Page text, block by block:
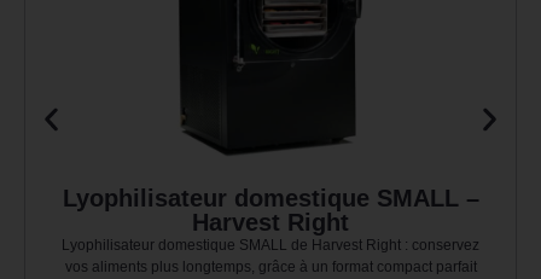
Lyophilisateur domestique SMALL –
Harvest Right
Lyophilisateur domestique SMALL de Harvest Right : conservez
vos aliments plus longtemps, grâce à un format compact parfait